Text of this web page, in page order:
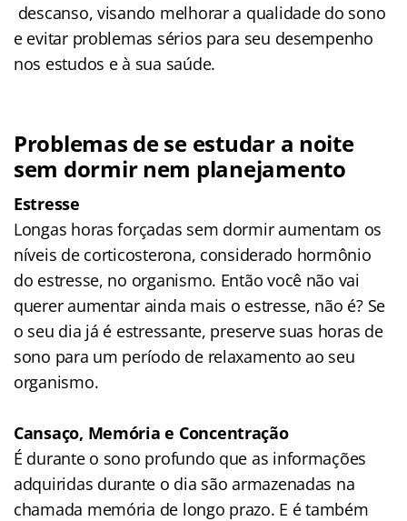
descanso, visando melhorar a qualidade do sono
e evitar problemas sérios para seu desempenho
nos estudos e à sua saúde.
Problemas de se estudar a noite
sem dormir nem planejamento
Estresse
Longas horas forçadas sem dormir aumentam os
níveis de corticosterona, considerado hormônio
do estresse, no organismo. Então você não vai
querer aumentar ainda mais o estresse, não é? Se
o seu dia já é estressante, preserve suas horas de
sono para um período de relaxamento ao seu
organismo.
Cansaço, Memória e Concentração
É durante o sono profundo que as informações
adquiridas durante o dia são armazenadas na
chamada memória de longo prazo. E é também